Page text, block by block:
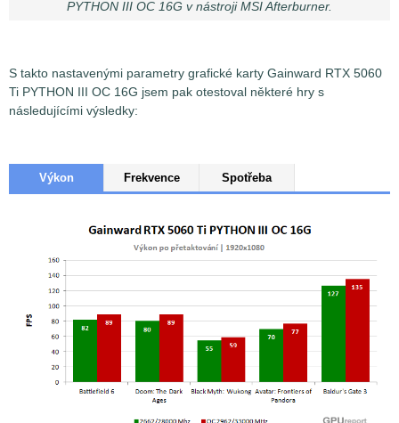
PYTHON III OC 16G v nástroji MSI Afterburner.
S takto nastavenými parametry grafické karty Gainward RTX 5060
Ti PYTHON III OC 16G jsem pak otestoval některé hry s
následujícími výsledky:
Výkon Frekvence Spotřeba